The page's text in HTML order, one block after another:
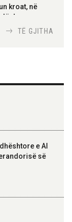
i themelimit të
Skënderbeut
kroat, në
TË GJITHA
e Al
së